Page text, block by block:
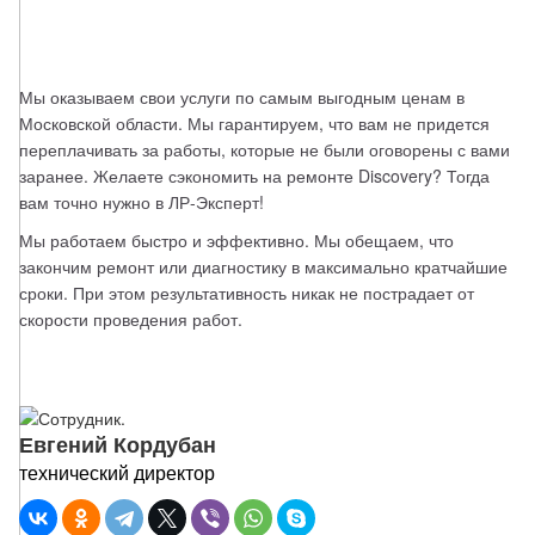
Мы оказываем свои услуги по самым выгодным ценам в
Московской области. Мы гарантируем, что вам не придется
переплачивать за работы, которые не были оговорены с вами
заранее. Желаете сэкономить на ремонте Discovery? Тогда
вам точно нужно в ЛР-Эксперт!
Мы работаем быстро и эффективно. Мы обещаем, что
закончим ремонт или диагностику в максимально кратчайшие
сроки. При этом результативность никак не пострадает от
скорости проведения работ.
Евгений Кордубан
технический директор